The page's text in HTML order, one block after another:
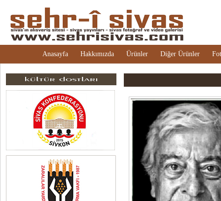
Anasayfa Hakkımızda Ürünler Diğer Ürünler